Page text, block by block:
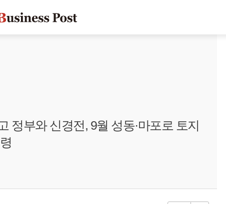
정부와 신경전, 9월 성동·마포로 토지